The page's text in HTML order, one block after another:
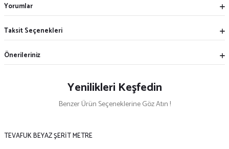
Yorumlar
Taksit Seçenekleri
Önerileriniz
Yenilikleri Keşfedin
Benzer Ürün Seçeneklerine Göz Atın !
TEVAFUK BEYAZ ŞERİT METRE